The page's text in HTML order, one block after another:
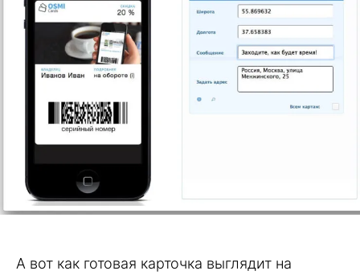
А вот как готовая карточка выглядит на